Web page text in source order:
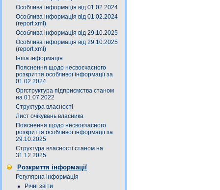
Особлива інформація від 01.02.2024
Особлива інформація від 01.02.2024
(report.xml)
Особлива інформація від 29.10.2025
Особлива інформація від 29.10.2025
(report.xml)
Інша інформація
Пояснення щодо несвоєчасного
розкриття особливої інформації за
01.02.2024
Оргструктура підприємства станом
на 01.07.2022
Структура власності
Лист очікувань власника
Пояснення щодо несвоєчасного
розкриття особливої інформації за
29.10.2025
Структура власності станом на
31.12.2025
Розкриття інформації
Регулярна інформація
Річні звіти